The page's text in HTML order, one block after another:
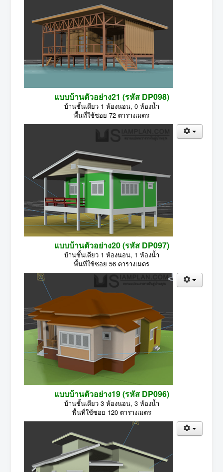
แบบบ้านตัวอย่าง21 (รหัส DP098)
บ้านชั้นเดียว 1 ห้องนอน, 0 ห้องน้ำ
พื้นที่ใช้ซอย 72 ตารางเมตร
แบบบ้านตัวอย่าง20 (รหัส DP097)
บ้านชั้นเดียว 1 ห้องนอน, 1 ห้องน้ำ
พื้นที่ใช้ซอย 56 ตารางเมตร
แบบบ้านตัวอย่าง19 (รหัส DP096)
บ้านชั้นเดียว 3 ห้องนอน, 3 ห้องน้ำ
พื้นที่ใช้ซอย 120 ตารางเมตร